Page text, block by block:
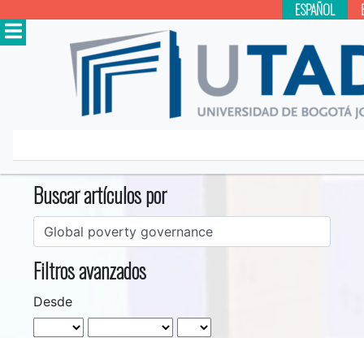
ESPAÑOL
Buscar artículos por
Filtros avanzados
Desde